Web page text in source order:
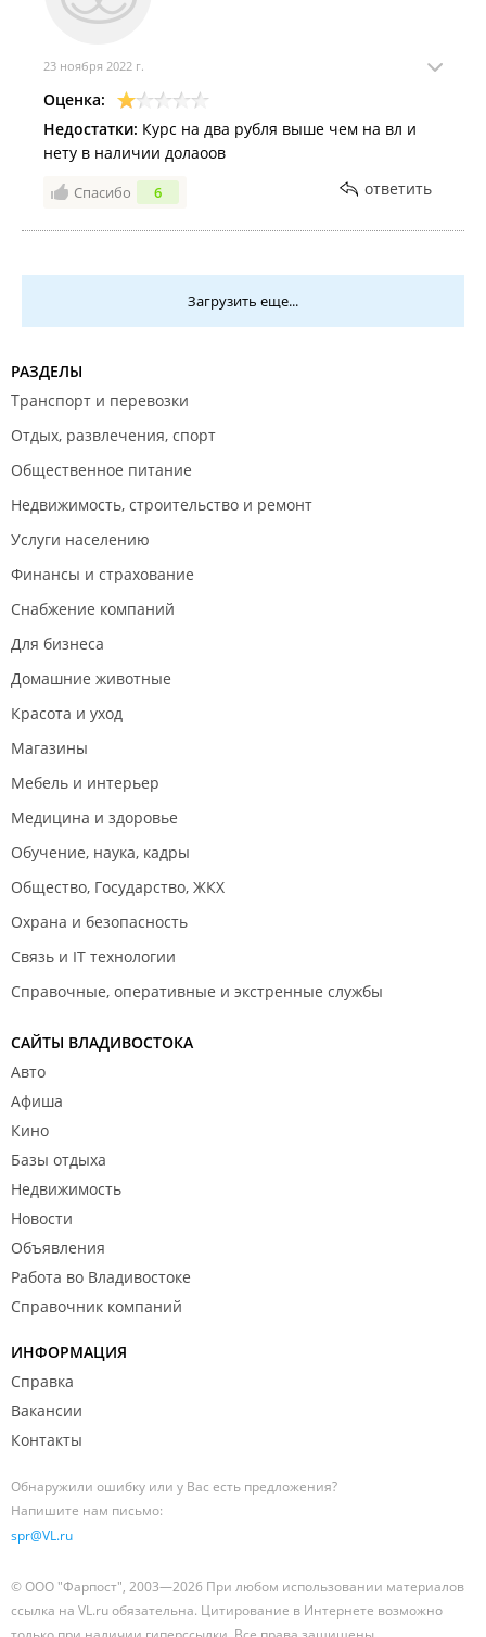
23 ноября 2022 г.
Оценка:
Недостатки: Курс на два рубля выше чем на вл и
нету в наличии долаоов
Спасибо 6 ответить
Загрузить еще...
РАЗДЕЛЫ
Транспорт и перевозки
Отдых, развлечения, спорт
Общественное питание
Недвижимость, строительство и ремонт
Услуги населению
Финансы и страхование
Снабжение компаний
Для бизнеса
Домашние животные
Красота и уход
Магазины
Мебель и интерьер
Медицина и здоровье
Обучение, наука, кадры
Общество, Государство, ЖКХ
Охрана и безопасность
Связь и IT технологии
Справочные, оперативные и экстренные службы
САЙТЫ ВЛАДИВОСТОКА
Авто
Афиша
Кино
Базы отдыха
Недвижимость
Новости
Объявления
Работа во Владивостоке
Справочник компаний
ИНФОРМАЦИЯ
Справка
Вакансии
Контакты
Обнаружили ошибку или у Вас есть предложения?
Напишите нам письмо:
spr@VL.ru
© ООО "Фарпост", 2003—2026 При любом использовании материалов
ссылка на VL.ru обязательна. Цитирование в Интернете возможно